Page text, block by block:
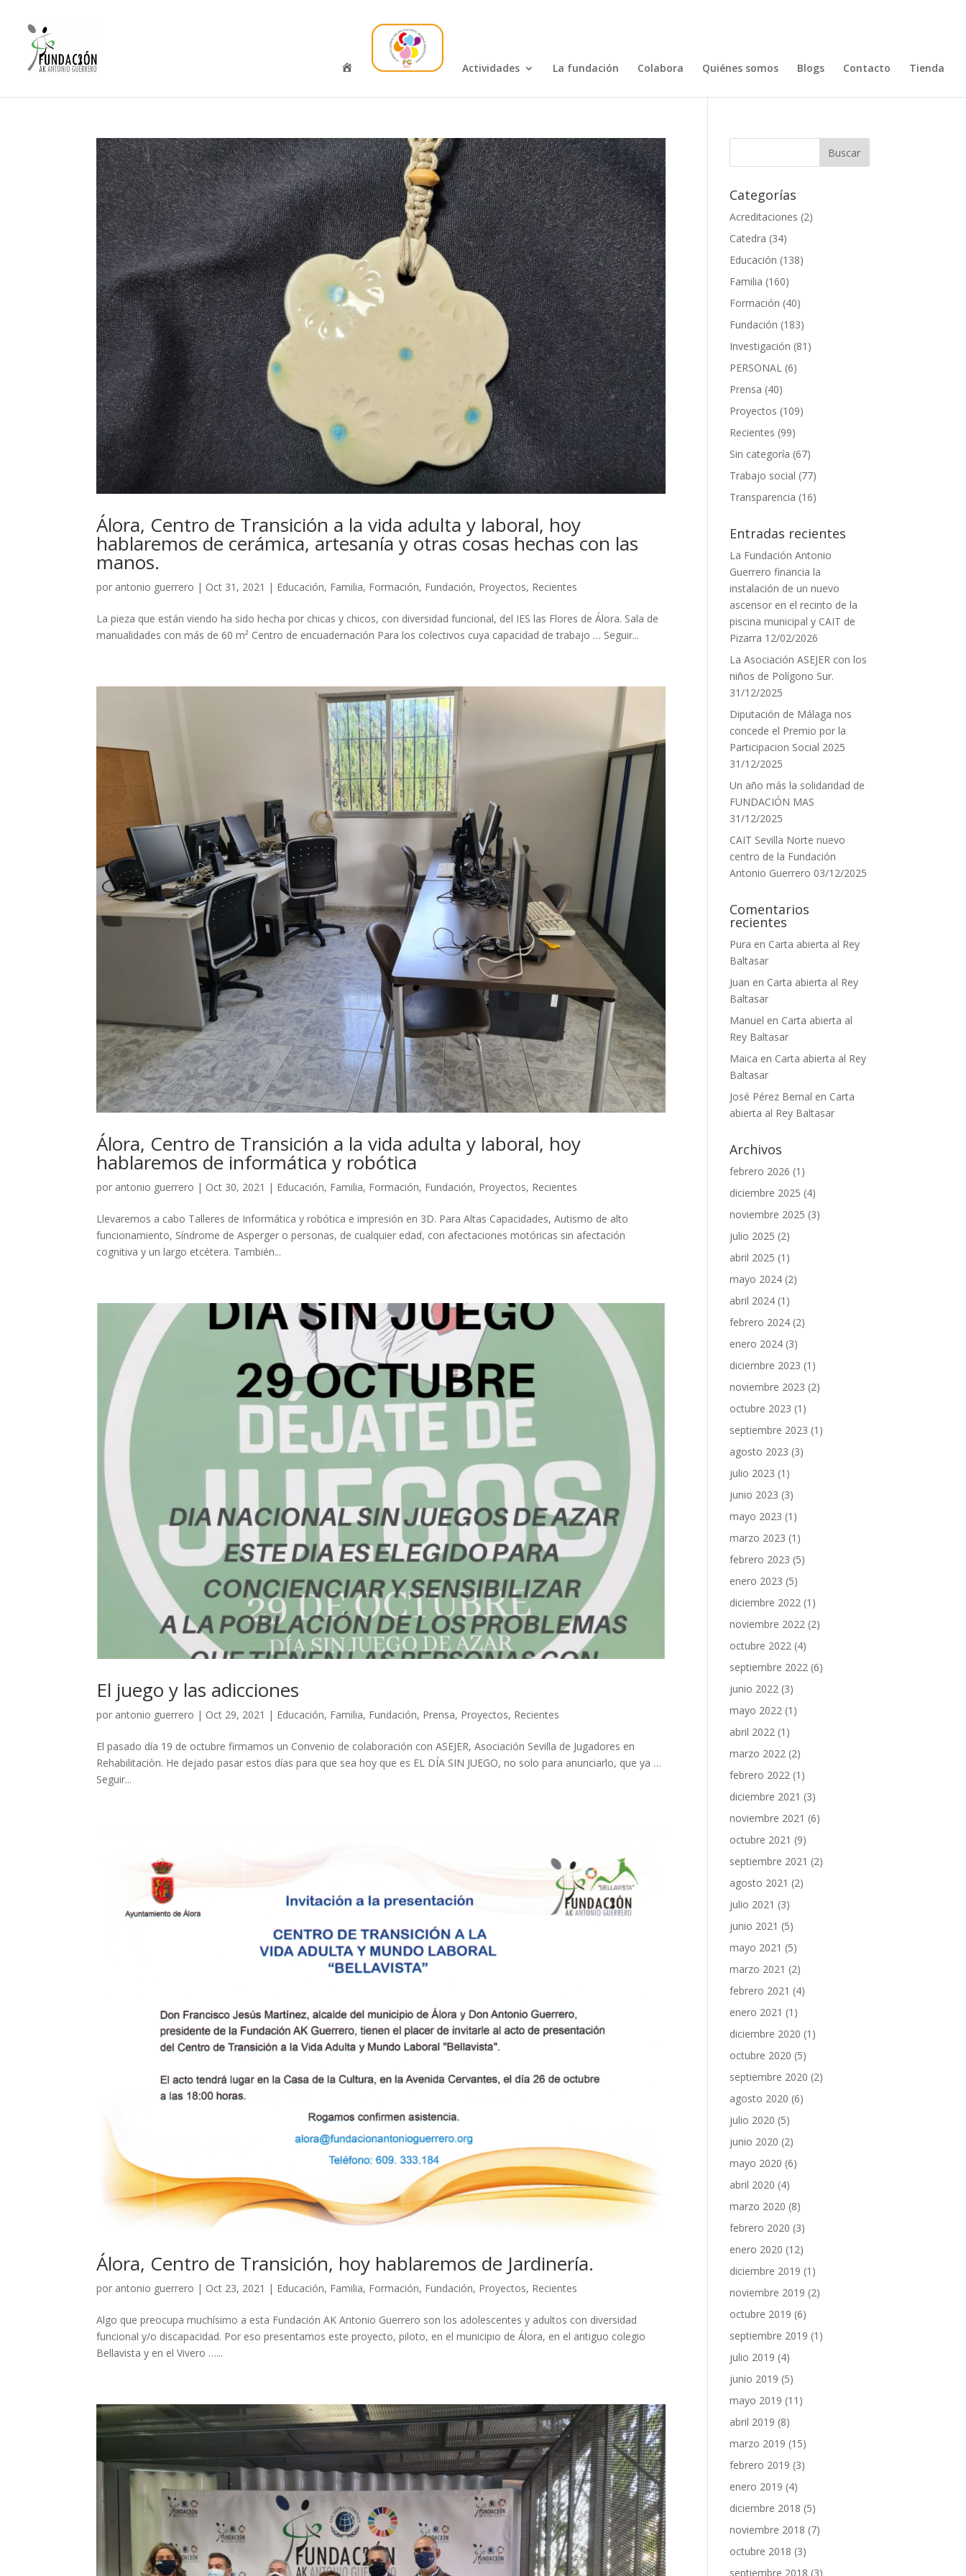
c
Actividades La fundación Colabora Quiénes somos Blogs Contacto Tienda
Álora, Centro de Transición a la vida adulta y laboral, hoy
hablaremos de cerámica, artesanía y otras cosas hechas con las
manos.
por antonio guerrero | Oct 31, 2021 | Educación, Familia, Formación, Fundación, Proyectos, Recientes
La pieza que están viendo ha sido hecha por chicas y chicos, con diversidad funcional, del IES las Flores de Álora. Sala de
manualidades con más de 60 m² Centro de encuadernación Para los colectivos cuya capacidad de trabajo … Seguir...
Álora, Centro de Transición a la vida adulta y laboral, hoy
hablaremos de informática y robótica
por antonio guerrero | Oct 30, 2021 | Educación, Familia, Formación, Fundación, Proyectos, Recientes
Llevaremos a cabo Talleres de Informática y robótica e impresión en 3D. Para Altas Capacidades, Autismo de alto
funcionamiento, Síndrome de Asperger o personas, de cualquier edad, con afectaciones motóricas sin afectación
cognitiva y un largo etcétera. También...
El juego y las adicciones
por antonio guerrero | Oct 29, 2021 | Educación, Familia, Fundación, Prensa, Proyectos, Recientes
El pasado día 19 de octubre firmamos un Convenio de colaboración con ASEJER, Asociación Sevilla de Jugadores en
Rehabilitaciòn. He dejado pasar estos días para que sea hoy que es EL DÍA SIN JUEGO, no solo para anunciarlo, que ya …
Seguir...
Álora, Centro de Transición, hoy hablaremos de Jardinería.
por antonio guerrero | Oct 23, 2021 | Educación, Familia, Formación, Fundación, Proyectos, Recientes
Algo que preocupa muchísimo a esta Fundación AK Antonio Guerrero son los adolescentes y adultos con diversidad
funcional y/o discapacidad. Por eso presentamos este proyecto, piloto, en el municipio de Álora, en el antiguo colegio
Bellavista y en el Vivero …...
Categorías
Acreditaciones (2)
Catedra (34)
Educación (138)
Familia (160)
Formación (40)
Fundación (183)
Investigación (81)
PERSONAL (6)
Prensa (40)
Proyectos (109)
Recientes (99)
Sin categoría (67)
Trabajo social (77)
Transparencia (16)
Entradas recientes
La Fundación Antonio
Guerrero financia la
instalación de un nuevo
ascensor en el recinto de la
piscina municipal y CAIT de
Pizarra 12/02/2026
La Asociación ASEJER con los
niños de Polígono Sur.
31/12/2025
Diputación de Málaga nos
concede el Premio por la
Participacion Social 2025
31/12/2025
Un año más la solidaridad de
FUNDACIÓN MAS
31/12/2025
CAIT Sevilla Norte nuevo
centro de la Fundación
Antonio Guerrero 03/12/2025
Comentarios
recientes
Pura en Carta abierta al Rey
Baltasar
Juan en Carta abierta al Rey
Baltasar
Manuel en Carta abierta al
Rey Baltasar
Maica en Carta abierta al Rey
Baltasar
José Pérez Bernal en Carta
abierta al Rey Baltasar
Archivos
febrero 2026 (1)
diciembre 2025 (4)
noviembre 2025 (3)
julio 2025 (2)
abril 2025 (1)
mayo 2024 (2)
abril 2024 (1)
febrero 2024 (2)
enero 2024 (3)
diciembre 2023 (1)
noviembre 2023 (2)
octubre 2023 (1)
septiembre 2023 (1)
agosto 2023 (3)
julio 2023 (1)
junio 2023 (3)
mayo 2023 (1)
marzo 2023 (1)
febrero 2023 (5)
enero 2023 (5)
diciembre 2022 (1)
noviembre 2022 (2)
octubre 2022 (4)
septiembre 2022 (6)
junio 2022 (3)
mayo 2022 (1)
abril 2022 (1)
marzo 2022 (2)
febrero 2022 (1)
diciembre 2021 (3)
noviembre 2021 (6)
octubre 2021 (9)
septiembre 2021 (2)
agosto 2021 (2)
julio 2021 (3)
junio 2021 (5)
mayo 2021 (5)
marzo 2021 (2)
febrero 2021 (4)
enero 2021 (1)
diciembre 2020 (1)
octubre 2020 (5)
septiembre 2020 (2)
agosto 2020 (6)
julio 2020 (5)
junio 2020 (2)
mayo 2020 (6)
abril 2020 (4)
marzo 2020 (8)
febrero 2020 (3)
enero 2020 (12)
diciembre 2019 (1)
noviembre 2019 (2)
octubre 2019 (6)
septiembre 2019 (1)
julio 2019 (4)
junio 2019 (5)
mayo 2019 (11)
abril 2019 (8)
marzo 2019 (15)
febrero 2019 (3)
enero 2019 (4)
diciembre 2018 (5)
noviembre 2018 (7)
octubre 2018 (3)
septiembre 2018 (3)